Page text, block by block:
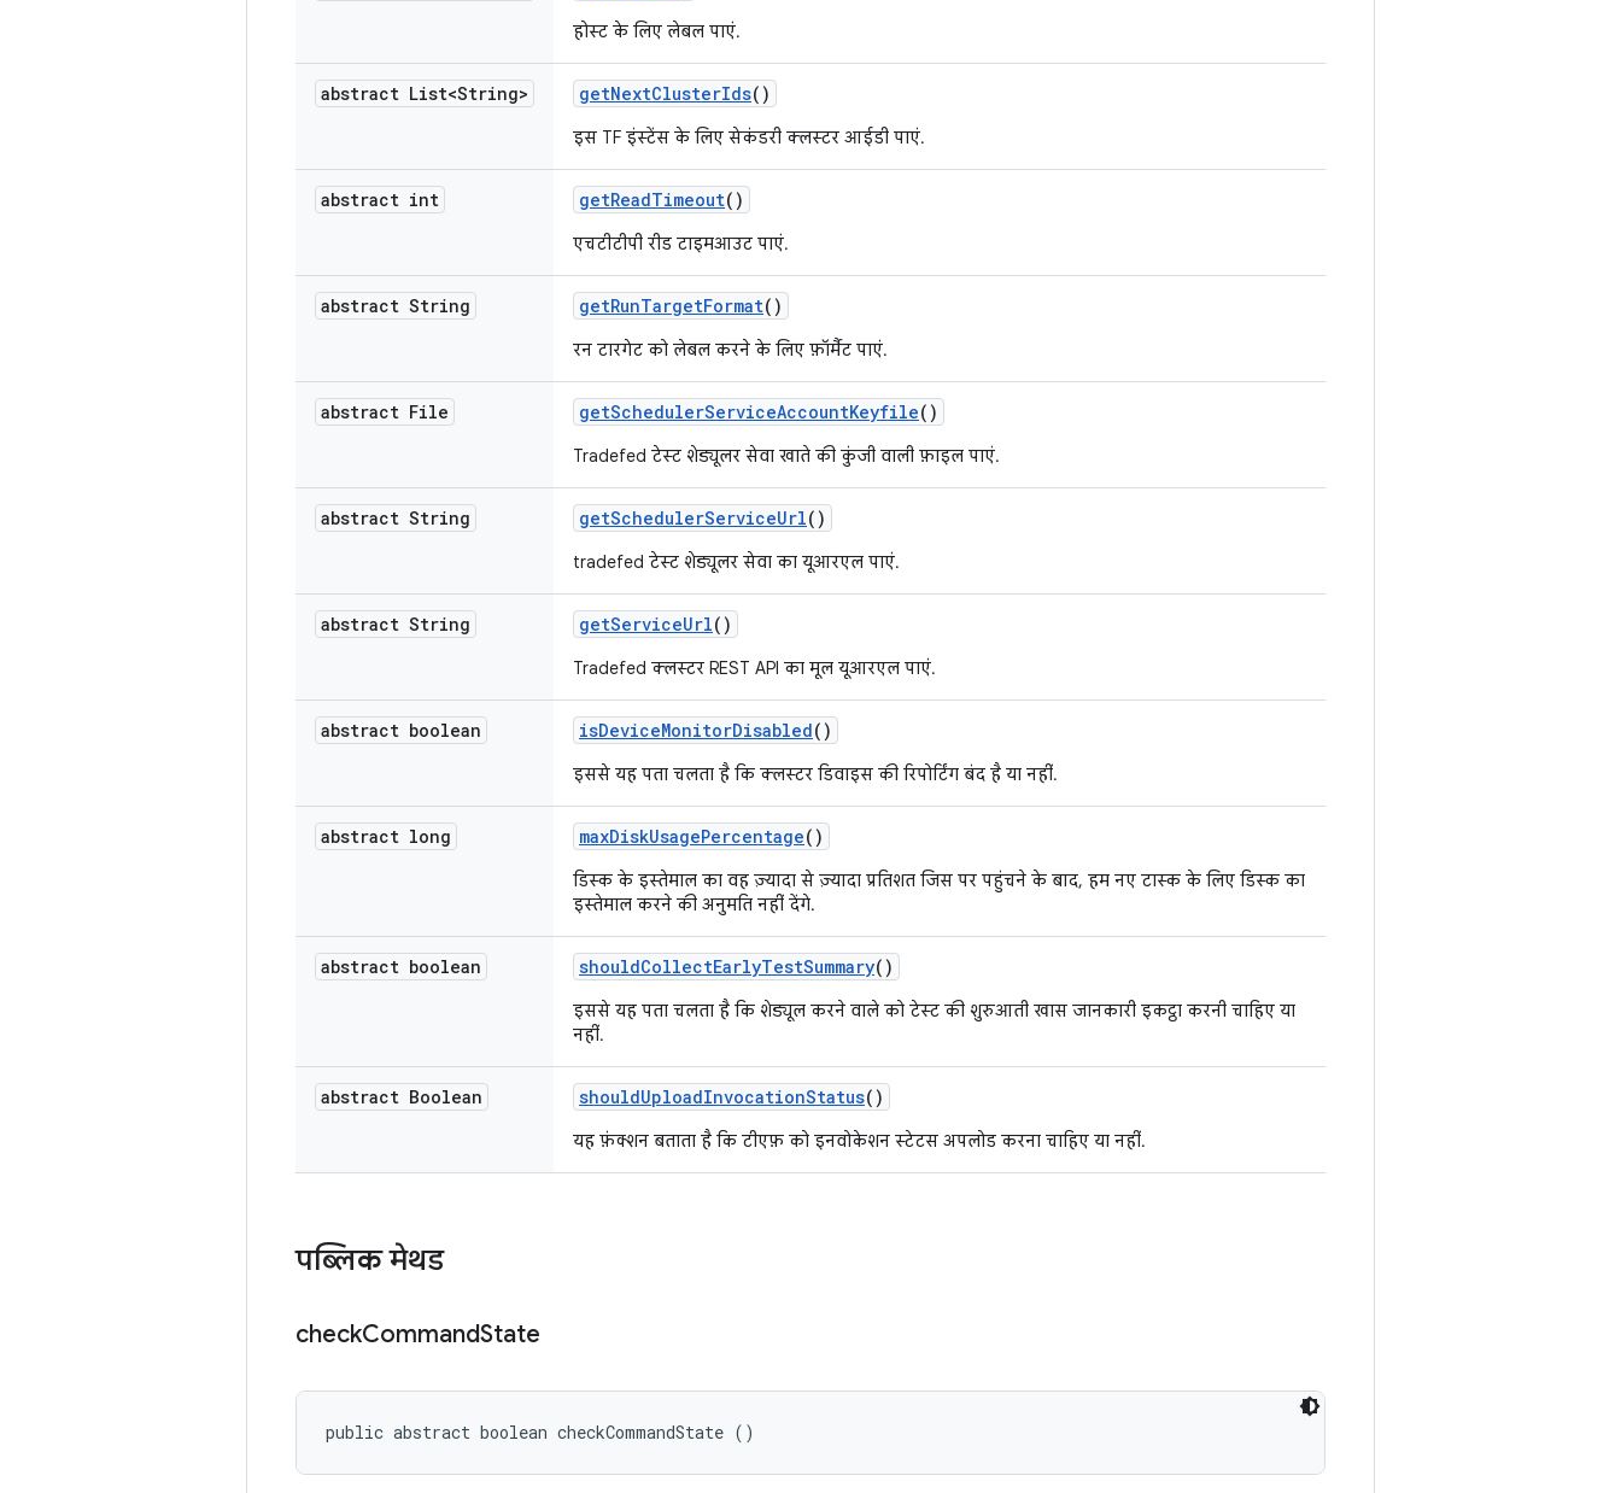
होस्ट के लिए लेबल पाएं.
abstract List<String> getNextClusterIds()
इस TF इंस्टेंस के लिए सेकंडरी क्लस्टर आईडी पाएं.
abstract int getReadTimeout()
एचटीटीपी रीड टाइमआउट पाएं.
abstract String getRunTargetFormat()
रन टारगेट को लेबल करने के लिए फ़ॉर्मैट पाएं.
abstract File getSchedulerServiceAccountKeyfile()
Tradefed टेस्ट शेड्यूलर सेवा खाते की कुंजी वाली फ़ाइल पाएं.
abstract String getSchedulerServiceUrl()
tradefed टेस्ट शेड्यूलर सेवा का यूआरएल पाएं.
abstract String getServiceUrl()
Tradefed क्लस्टर REST API का मूल यूआरएल पाएं.
abstract boolean isDeviceMonitorDisabled()
इससे यह पता चलता है कि क्लस्टर डिवाइस की रिपोर्टिंग बंद है या नहीं.
abstract long maxDiskUsagePercentage()
डिस्क के इस्तेमाल का वह ज़्यादा से ज़्यादा प्रतिशत जिस पर पहुंचने के बाद, हम नए टास्क के लिए डिस्क का
इस्तेमाल करने की अनुमति नहीं देंगे.
abstract boolean shouldCollectEarlyTestSummary()
इससे यह पता चलता है कि शेड्यूल करने वाले को टेस्ट की शुरुआती खास जानकारी इकट्ठा करनी चाहिए या
नहीं.
abstract Boolean shouldUploadInvocationStatus()
यह फ़ंक्शन बताता है कि टीएफ़ को इनवोकेशन स्टेटस अपलोड करना चाहिए या नहीं.
पब्लिक मेथड
checkCommandState
public abstract boolean checkCommandState ()